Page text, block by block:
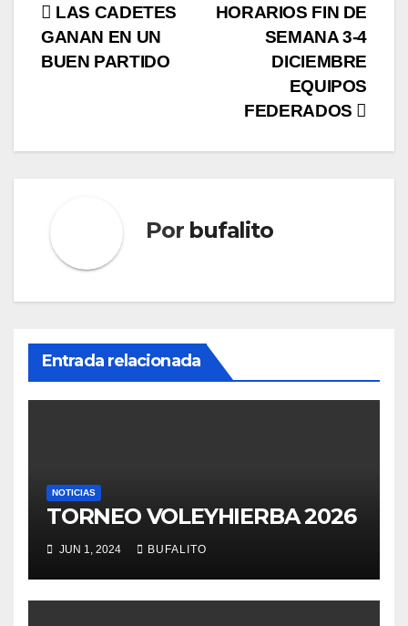
Navegación
de
HORARIOS FIN DE
SEMANA 3-4
DICIEMBRE
EQUIPOS
FEDERADOS
LAS CADETES
GANAN EN UN
BUEN PARTIDO
Por bufalito
Entrada relacionada
NOTICIAS
TORNEO VOLEYHIERBA 2026
JUN 1, 2024 BUFALITO